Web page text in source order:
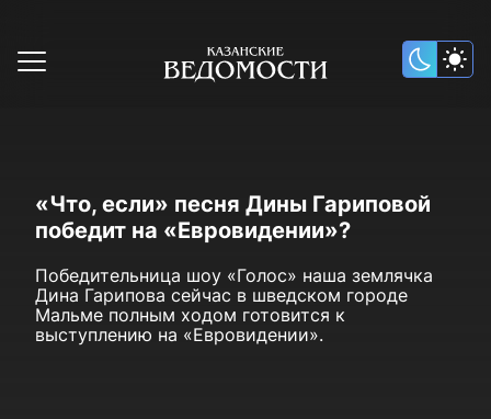
«Что, если» песня Дины Гариповой
победит на «Евровидении»?
Победительница шоу «Голос» наша землячка
Дина Гарипова сейчас в шведском городе
Мальме полным ходом готовится к
выступлению на «Евровидении».